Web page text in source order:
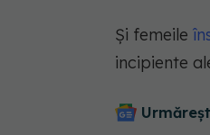
Și femeile
incipiente